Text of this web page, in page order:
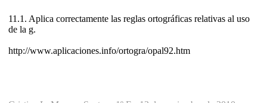
11.1. Aplica correctamente las reglas ortográficas relativas al uso
de la g.
http://www.aplicaciones.info/ortogra/opal92.htm